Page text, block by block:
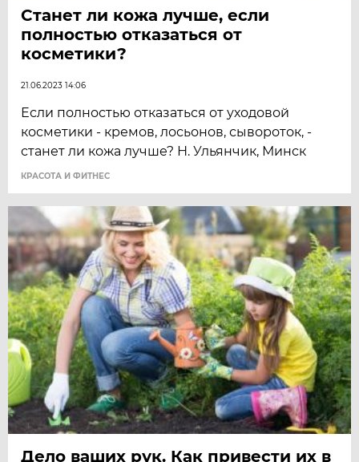
Станет ли кожа лучше, если
полностью отказаться от
косметики?
21.06.2023 14:06
Если полностью отказаться от уходовой
косметики - кремов, лосьонов, сывороток, -
станет ли кожа лучше? Н. Ульянчик, Минск
КРАСОТА И ФИТНЕС
Дело ваших рук. Как привести их в